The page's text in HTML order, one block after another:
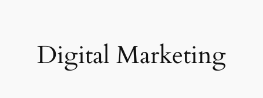
Digital Marketing